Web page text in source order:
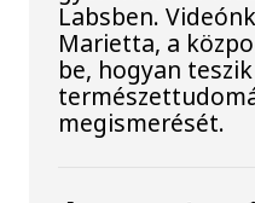
Labsben.
Marietta, a
be, hogyan
megismerését.